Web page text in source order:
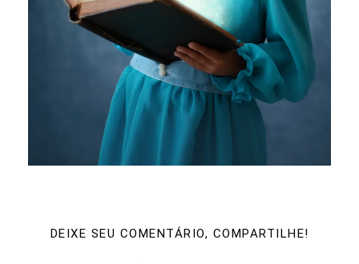
DEIXE SEU COMENTÁRIO, COMPARTILHE!